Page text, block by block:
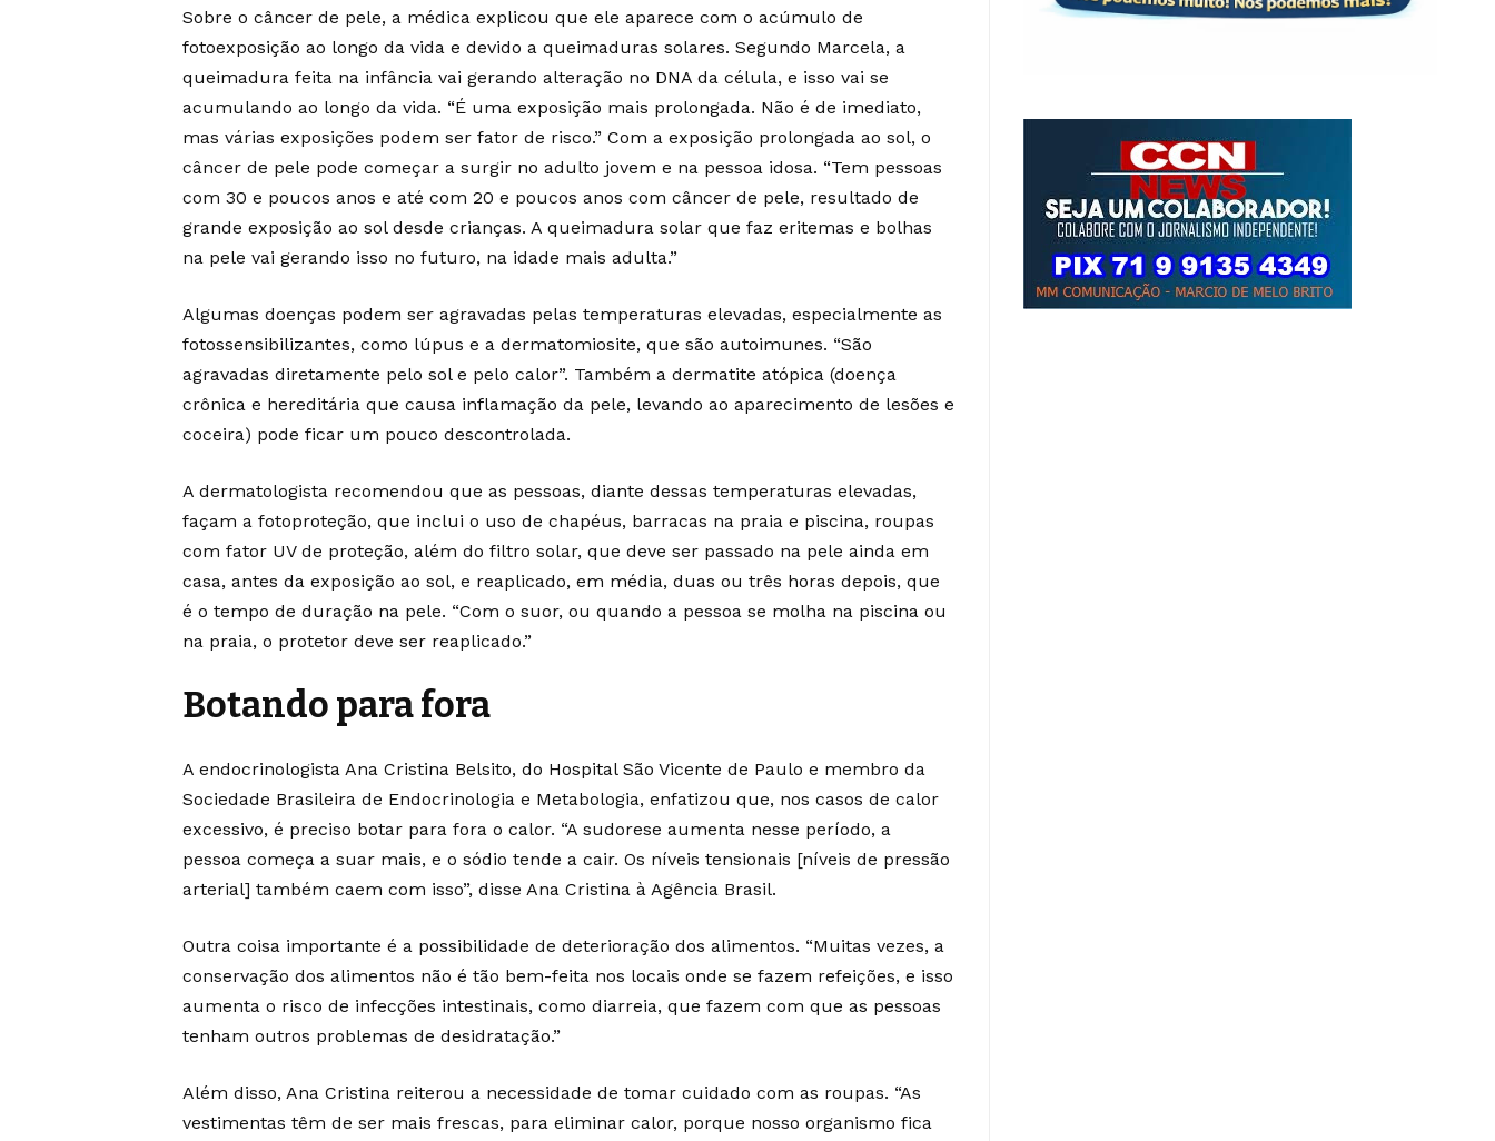
Sobre o câncer de pele, a médica explicou que ele aparece com o acúmulo de
fotoexposição ao longo da vida e devido a queimaduras solares. Segundo Marcela, a
queimadura feita na infância vai gerando alteração no DNA da célula, e isso vai se
acumulando ao longo da vida. “É uma exposição mais prolongada. Não é de imediato,
mas várias exposições podem ser fator de risco.” Com a exposição prolongada ao sol, o
câncer de pele pode começar a surgir no adulto jovem e na pessoa idosa. “Tem pessoas
com 30 e poucos anos e até com 20 e poucos anos com câncer de pele, resultado de
grande exposição ao sol desde crianças. A queimadura solar que faz eritemas e bolhas
na pele vai gerando isso no futuro, na idade mais adulta.”
Algumas doenças podem ser agravadas pelas temperaturas elevadas, especialmente as
fotossensibilizantes, como lúpus e a dermatomiosite, que são autoimunes. “São
agravadas diretamente pelo sol e pelo calor”. Também a dermatite atópica (doença
crônica e hereditária que causa inflamação da pele, levando ao aparecimento de lesões e
coceira) pode ficar um pouco descontrolada.
A dermatologista recomendou que as pessoas, diante dessas temperaturas elevadas,
façam a fotoproteção, que inclui o uso de chapéus, barracas na praia e piscina, roupas
com fator UV de proteção, além do filtro solar, que deve ser passado na pele ainda em
casa, antes da exposição ao sol, e reaplicado, em média, duas ou três horas depois, que
é o tempo de duração na pele. “Com o suor, ou quando a pessoa se molha na piscina ou
na praia, o protetor deve ser reaplicado.”
Botando para fora
A endocrinologista Ana Cristina Belsito, do Hospital São Vicente de Paulo e membro da
Sociedade Brasileira de Endocrinologia e Metabologia, enfatizou que, nos casos de calor
excessivo, é preciso botar para fora o calor. “A sudorese aumenta nesse período, a
pessoa começa a suar mais, e o sódio tende a cair. Os níveis tensionais [níveis de pressão
arterial] também caem com isso”, disse Ana Cristina à Agência Brasil.
Outra coisa importante é a possibilidade de deterioração dos alimentos. “Muitas vezes, a
conservação dos alimentos não é tão bem-feita nos locais onde se fazem refeições, e isso
aumenta o risco de infecções intestinais, como diarreia, que fazem com que as pessoas
tenham outros problemas de desidratação.”
Além disso, Ana Cristina reiterou a necessidade de tomar cuidado com as roupas. “As
vestimentas têm de ser mais frescas, para eliminar calor, porque nosso organismo fica